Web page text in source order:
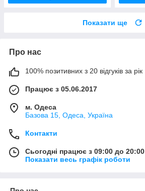
Показати ще
Про нас
100% позитивних з 20 відгуків за рік
Працює з 05.06.2017
м. Одеса
Базова 15, Одеса, Україна
Контакти
Сьогодні працює з 09:00 до 20:00
Показати весь графік роботи